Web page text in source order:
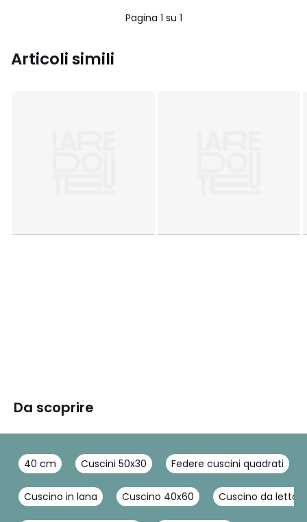
Pagina 1 su 1
Articoli simili
Da scoprire
40 cm Cuscini 50x30 Federe cuscini quadrati
Cuscino in lana Cuscino 40x60 Cuscino da letto